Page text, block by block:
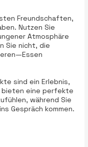
Freundschaften,
Nutzen Sie
Atmosphäre
Sie nicht, die
sind ein Erlebnis,
bieten eine perfekte
während Sie
Gespräch kommen.